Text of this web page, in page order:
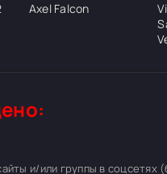
Axel Falcon
и/или группы в соцсетях